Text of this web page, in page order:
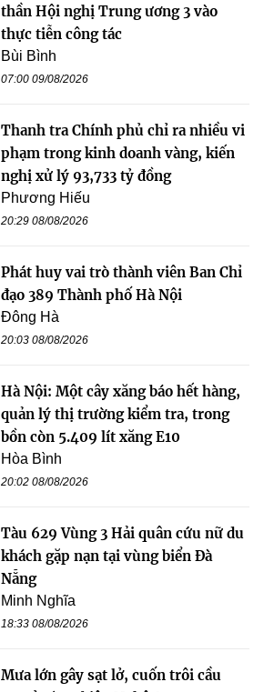
thần Hội nghị Trung ương 3 vào
thực tiễn công tác
Bùi Bình
07:00 09/08/2026
Thanh tra Chính phủ chỉ ra nhiều vi
phạm trong kinh doanh vàng, kiến
nghị xử lý 93,733 tỷ đồng
Phương Hiếu
20:29 08/08/2026
Phát huy vai trò thành viên Ban Chỉ
đạo 389 Thành phố Hà Nội
Đông Hà
20:03 08/08/2026
Hà Nội: Một cây xăng báo hết hàng,
quản lý thị trường kiểm tra, trong
bồn còn 5.409 lít xăng E10
Hòa Bình
20:02 08/08/2026
Tàu 629 Vùng 3 Hải quân cứu nữ du
khách gặp nạn tại vùng biển Đà
Nẵng
Minh Nghĩa
18:33 08/08/2026
Mưa lớn gây sạt lở, cuốn trôi cầu